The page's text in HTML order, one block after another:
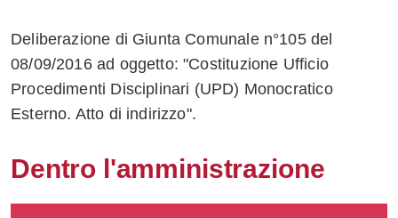
network
Facebook
su
Twitter
Condividi
su
Condividi
Whatsapp
Deliberazione di Giunta Comunale n°105 del
08/09/2016 ad oggetto: "Costituzione Ufficio
Procedimenti Disciplinari (UPD) Monocratico
Esterno. Atto di indirizzo".
Dentro l'amministrazione